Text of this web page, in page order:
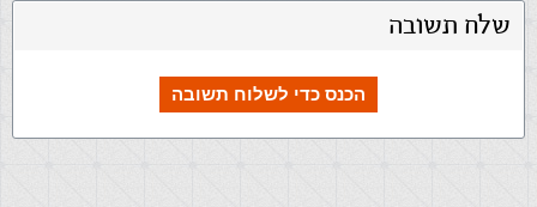
שלח תשובה
הכנס כדי לשלוח תשובה